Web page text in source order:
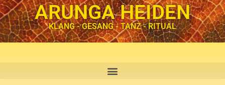
ARUNGA HEIDEN
KLANG - GESANG - TANZ - RITUAL